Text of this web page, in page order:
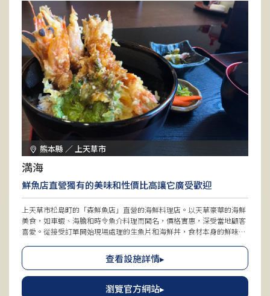
熊本縣 ／ 上天草市
満海
鮮魚店直營獨有的美味和性價比高讓它廣受歡迎
上天草市松島町的「森鮮魚店」直營的海鮮料理店。以天草豪華的海鮮
美食，如車蝦、海膽和時令魚介料理而聞名，價格實惠，深受當地顧客
喜愛。從接受訂單開始現場處理的生魚片和海鮮丼，食材本身的鮮味得
以及可以同時品嚐三種碗飯：「迷你海膽丼」「迷你鮭魚子丼」「迷你
海鮮丼」的「豪華丼」。在店內可一邊觀賞水族缸，一邊享用坐墊座位
上的美食。同時也強烈推薦前往毗鄰的生魚店光臨。
查看設施詳情▸
瀏覽官方網站▸